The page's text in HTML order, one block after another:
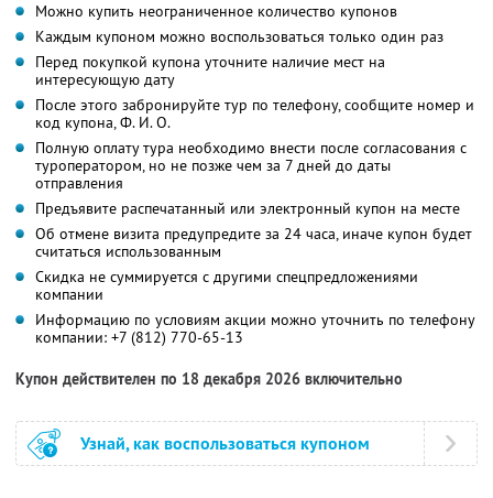
Можно купить неограниченное количество купонов
Каждым купоном можно воспользоваться только один раз
Перед покупкой купона уточните наличие мест на
интересующую дату
После этого забронируйте тур по телефону, сообщите номер и
код купона,Ф. И. О.
Полную оплату тура необходимо внести после согласования с
туроператором, но не позже чем за 7 дней до даты
отправления
Предъявите распечатанный или электронный купон на месте
Об отмене визита предупредите за 24 часа, иначе купон будет
считаться использованным
Скидка не суммируется с другими спецпредложениями
компании
Информацию по условиям акции можно уточнить по телефону
компании: +7 (812) 770-65-13
Купон действителен по 18 декабря 2026 включительно
Узнай, как воспользоваться купоном